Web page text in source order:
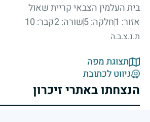
בית העלמין הצבאי קריית שאול
אזור: 1
חלקה: 5 שורה: 2 קבר: 10
ת.נ.צ.ב.ה
תצוגת מפה
ניווט לכתובת
הנצחתו באתרי זיכרון